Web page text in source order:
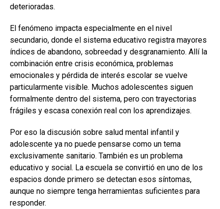
deterioradas.
El fenómeno impacta especialmente en el nivel
secundario, donde el sistema educativo registra mayores
índices de abandono, sobreedad y desgranamiento. Allí la
combinación entre crisis económica, problemas
emocionales y pérdida de interés escolar se vuelve
particularmente visible. Muchos adolescentes siguen
formalmente dentro del sistema, pero con trayectorias
frágiles y escasa conexión real con los aprendizajes.
Por eso la discusión sobre salud mental infantil y
adolescente ya no puede pensarse como un tema
exclusivamente sanitario. También es un problema
educativo y social. La escuela se convirtió en uno de los
espacios donde primero se detectan esos síntomas,
aunque no siempre tenga herramientas suficientes para
responder.